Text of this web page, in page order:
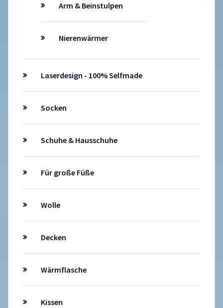
Arm & Beinstulpen
Nierenwärmer
Laserdesign - 100% Selfmade
Socken
Schuhe & Hausschuhe
Für große Füße
Wolle
Decken
Wärmflasche
Kissen